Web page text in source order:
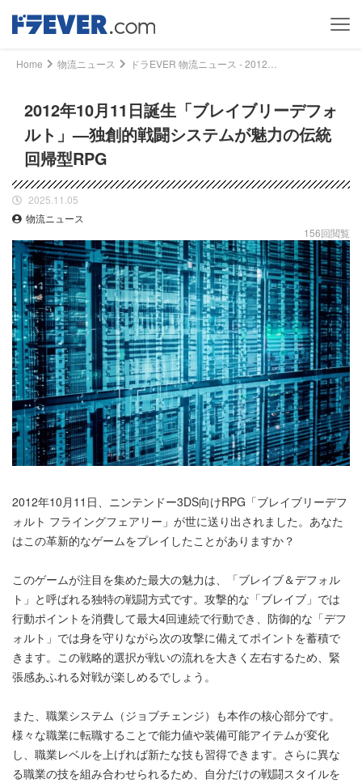
Home 物流ニュース
2012年10月11日誕生「ブレイブリーデフォ
ルト」—独創的戦闘システムが魅力の伝統
回帰型RPG
2025.11.05
物流ニュース
156回閲覧
2012年10月11日、ニンテンドー3DS向けRPG「ブレイブリーデフ
ォルト フライングフェアリー」が世に送り出されました。あなた
はこの革新的なゲームをプレイしたことがありますか？
このゲームが注目を集めた最大の魅力は、「ブレイブ＆デフォル
ト」と呼ばれる独特の戦闘方式です。攻撃的な「ブレイブ」では
行動ポイントを消費して最大4回連続で行動でき、防御的な「デフ
ォルト」では身を守りながら次の攻撃に備えてポイントを蓄積で
きます。この戦略的選択が戦いの流れを大きく左右するため、緊
張感あふれる対戦が楽しめるでしょう。
また、職業システム（ジョブチェンジ）も本作の核心部分です。
様々な職業に転職することで能力値や装備可能アイテムが変化
し、職業レベルを上げれば新たな技も習得できます。さらに異な
る職業の技を組み合わせられるため、自分だけの戦闘スタイルを